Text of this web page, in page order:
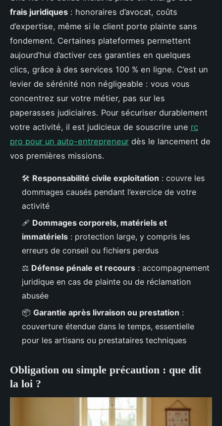
frais juridiques : honoraires d’avocat, coûts
d’expertise, même si le client porte plainte sans
fondement. Certaines plateformes permettent
aujourd’hui d’activer ces garanties en quelques
clics, grâce à des services 100 % en ligne. C’est un
levier de sérénité non négligeable : vous vous
concentrez sur votre métier, pas sur les
paperasses judiciaires. Pour sécuriser durablement
votre activité, il est judicieux de souscrire une rc
pro pour un auto-entrepreneur dès le lancement de
vos premières missions.
🛠️ Responsabilité civile exploitation : couvre les
dommages causés pendant l’exercice de votre
activité
🩹 Dommages corporels, matériels et
immatériels : protection large, y compris les
erreurs de conseil ou fichiers perdus
⚖️ Défense pénale et recours : accompagnement
juridique en cas de plainte ou de réclamation
abusée
📦 Garantie après livraison ou prestation :
couverture étendue dans le temps, essentielle
pour les artisans ou prestataires techniques
Obligation ou simple précaution : que dit
la loi ?